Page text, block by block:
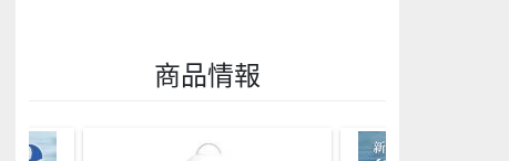
商品情報